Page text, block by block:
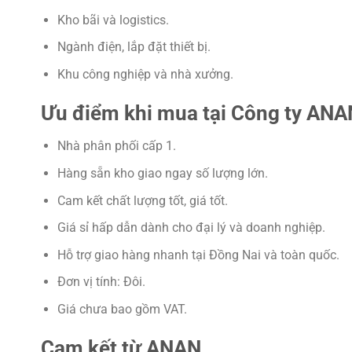
Kho bãi và logistics.
Ngành điện, lắp đặt thiết bị.
Khu công nghiệp và nhà xưởng.
Ưu điểm khi mua tại Công ty
Nhà phân phối cấp 1.
Hàng sẵn kho giao ngay số lượng lớn.
Cam kết chất lượng tốt, giá tốt.
Giá sỉ hấp dẫn dành cho đại lý và doanh nghiệp.
Hỗ trợ giao hàng nhanh tại Đồng Nai và toàn quốc.
Đơn vị tính: Đôi.
Giá chưa bao gồm VAT.